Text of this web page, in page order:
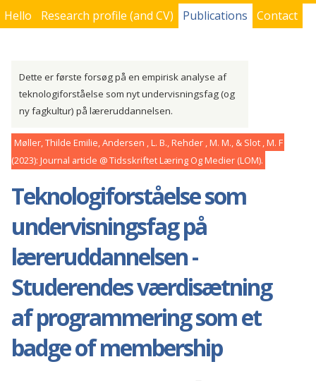
Hello Research profile (and CV) Publications Contact
Dette er første forsøg på en empirisk analyse af
teknologiforståelse som nyt undervisningsfag (og
ny fagkultur) på læreruddannelsen.
Møller, Thilde Emilie, Andersen , L. B., Rehder , M. M., & Slot , M. F
2023
Journal article Tidsskriftet Læring Og Medier (LOM)
Teknologiforståelse som
undervisningsfag på
læreruddannelsen -
Studerendes værdisætning
af programmering som et
badge of membership